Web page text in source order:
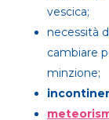
vescica;
necessità
cambiare
minzione;